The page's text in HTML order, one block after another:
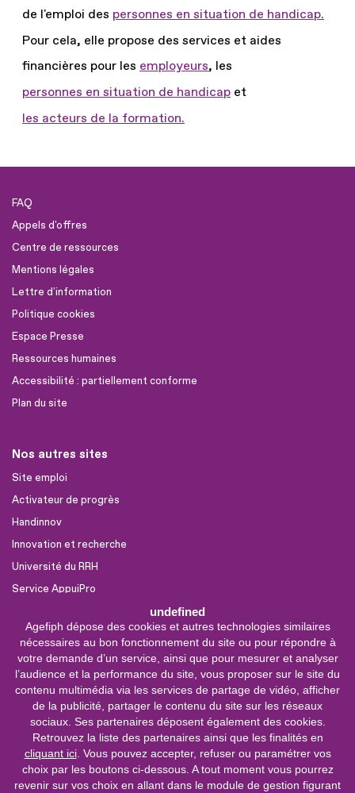
undefined
Agefiph dépose des cookies et autres technologies similaires
nécessaires au bon fonctionnement du site ou pour répondre à
votre demande d’un service, ainsi que pour mesurer et analyser
l’audience et la performance du site, vous proposer sur le site du
contenu multimédia via les services de partage de vidéo, afficher
de la publicité, partager le contenu du site sur les réseaux
sociaux. Ses partenaires déposent également des cookies.
Retrouvez la liste des partenaires ainsi que les finalités en
cliquant ici. Vous pouvez accepter, refuser ou paramétrer vos
choix par les boutons ci-dessous. A tout moment vous pourrez
revenir sur vos choix en allant dans le module de gestion figurant
de l'emploi des personnes en situation de handicap.
Pour cela, elle propose des services et aides
financières pour les employeurs, les
personnes en situation de handicap et
les acteurs de la formation.
FAQ
Appels d'offres
Centre de ressources
Mentions légales
Lettre d'information
Politique cookies
Espace Presse
Ressources humaines
Accessibilité : partiellement conforme
Plan du site
Nos autres sites
Site emploi
Activateur de progrès
Handinnov
Innovation et recherche
Université du RRH
Service AppuiPro
Nous suivre
Youtube
Facebook
0 800 11 10 09
Service &
appel gratuits